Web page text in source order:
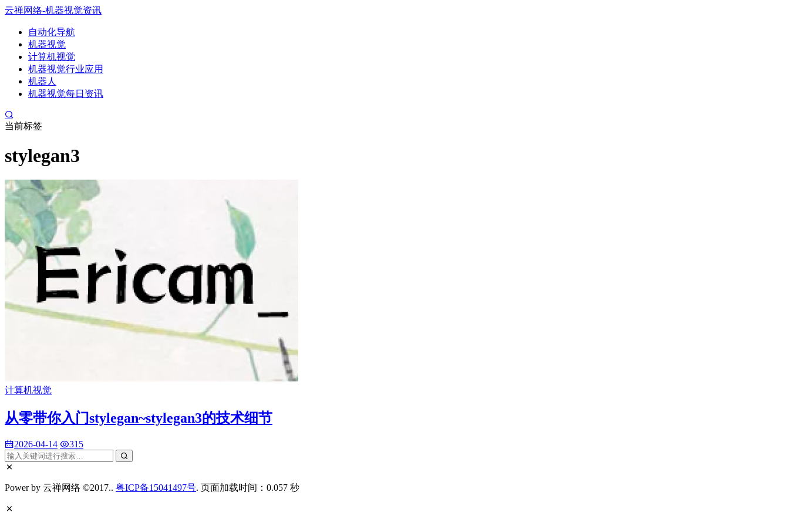
云禅网络-机器视觉资讯
自动化导航
机器视觉
计算机视觉
机器视觉行业应用
机器人
机器视觉每日资讯
当前标签
stylegan3
计算机视觉
从零带你入门stylegan~stylegan3的技术细节
2026-04-14 315
Power by 云禅网络 ©2017.. 粤ICP备15041497号. 页面加载时间：0.057 秒